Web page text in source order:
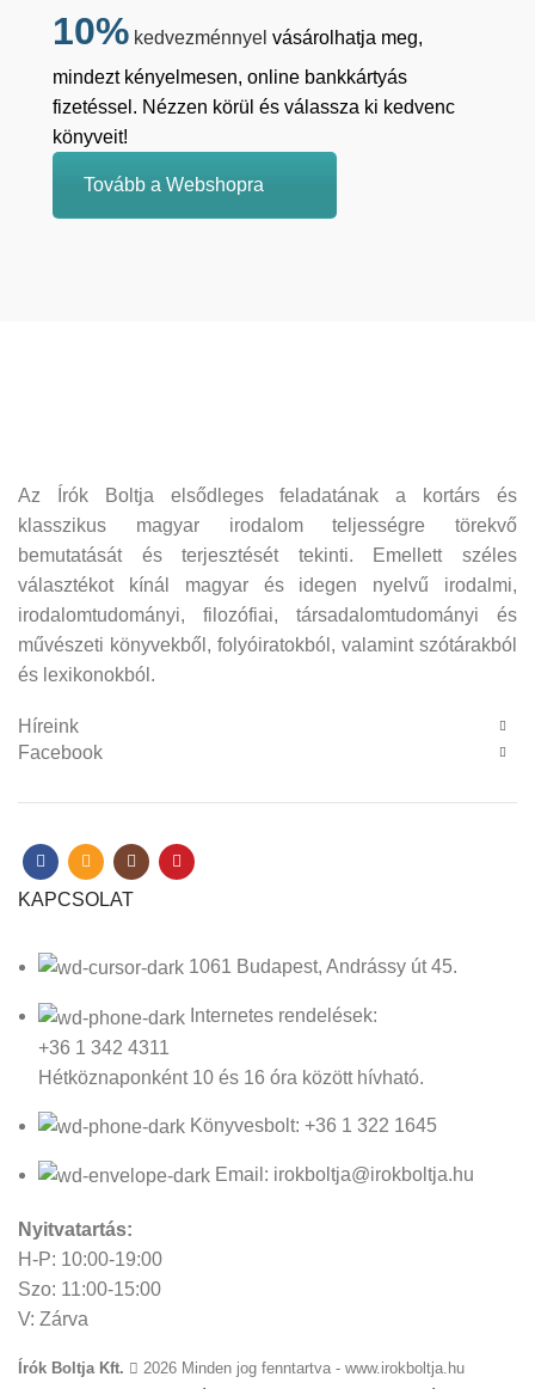
10% kedvezménnyel vásárolhatja meg,
mindezt kényelmesen, online bankkártyás
fizetéssel. Nézzen körül és válassza ki kedvenc
könyveit!
Tovább a Webshopra
Az Írók Boltja elsődleges feladatának a kortárs és
klasszikus magyar irodalom teljességre törekvő
bemutatását és terjesztését tekinti. Emellett széles
választékot kínál magyar és idegen nyelvű irodalmi,
irodalomtudományi, filozófiai, társadalomtudományi és
művészeti könyvekből, folyóiratokból, valamint szótárakból
és lexikonokból.
Híreink
Facebook
KAPCSOLAT
1061 Budapest, Andrássy út 45.
Internetes rendelések:
+36 1 342 4311
Hétköznaponként 10 és 16 óra között hívható.
Könyvesbolt: +36 1 322 1645
Email: irokboltja@irokboltja.hu
Nyitvatartás:
H-P: 10:00-19:00
Szo: 11:00-15:00
V: Zárva
Írók Boltja Kft. 2026 Minden jog fenntartva - www.irokboltja.hu